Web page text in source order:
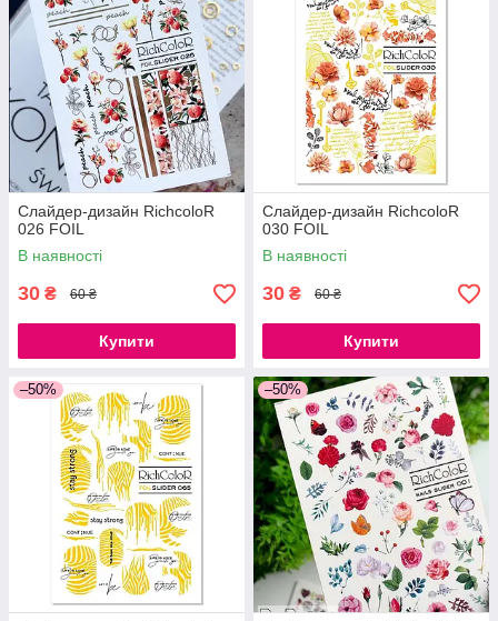
Слайдер-дизайн RichcoloR
026 FOIL
В наявності
30 ₴ 60 ₴
Купити
Слайдер-дизайн RichcoloR
030 FOIL
В наявності
30 ₴ 60 ₴
Купити
–50% –50%